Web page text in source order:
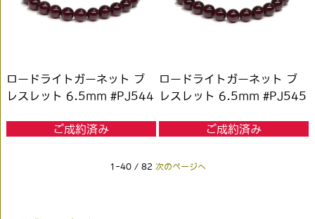
ロードライトガーネット ブ
レスレット 6.5mm #PJ544
ご成約済み
ロードライトガーネット ブ
レスレット 6.5mm #PJ545
ご成約済み
1-40 / 82 次のページへ